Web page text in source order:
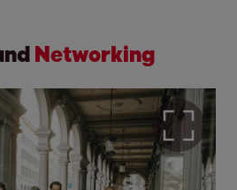
Networking